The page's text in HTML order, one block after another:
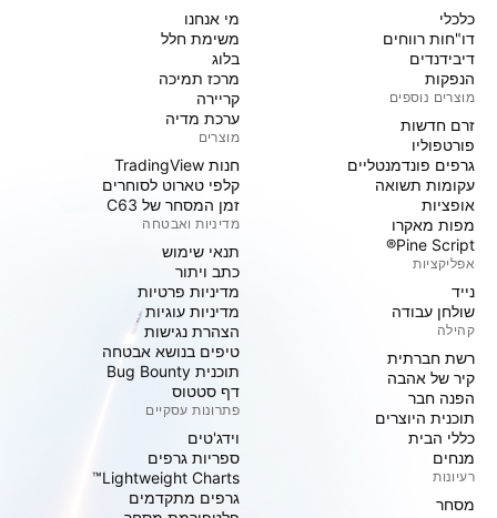
כלכלי
דו"חות רווחים
דיבידנדים
הנפקות
מוצרים נוספים
זרם חדשות
פורטפוליו
גרפים פונדמנטליים
עקומות תשואה
אופציות
מפות מאקרו
Pine Script®
אפליקציות
נייד
שולחן עבודה
קהילה
רשת חברתית
קיר של אהבה
הפנה חבר
תוכנית היוצרים
כללי הבית
מנחים
רעיונות
מסחר
מי אנחנו
משימת חלל
בלוג
מרכז תמיכה
קריירה
ערכת מדיה
מוצרים
חנות TradingView
קלפי טארוט לסוחרים
זמן המסחר של C63
מדיניות ואבטחה
תנאי שימוש
כתב ויתור
מדיניות פרטיות
מדיניות עוגיות
הצהרת נגישות
טיפים בנושא אבטחה
תוכנית Bug Bounty
דף סטטוס
פתרונות עסקיים
וידג'טים
ספריות גרפים
Lightweight Charts™
גרפים מתקדמים